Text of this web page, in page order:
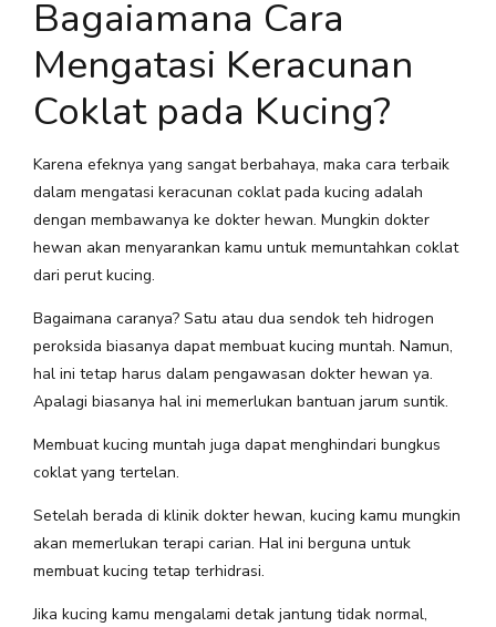
Bagaiamana Cara
Mengatasi Keracunan
Coklat pada Kucing?
Karena efeknya yang sangat berbahaya, maka cara terbaik
dalam mengatasi keracunan coklat pada kucing adalah
dengan membawanya ke dokter hewan. Mungkin dokter
hewan akan menyarankan kamu untuk memuntahkan coklat
dari perut kucing.
Bagaimana caranya? Satu atau dua sendok teh hidrogen
peroksida biasanya dapat membuat kucing muntah. Namun,
hal ini tetap harus dalam pengawasan dokter hewan ya.
Apalagi biasanya hal ini memerlukan bantuan jarum suntik.
Membuat kucing muntah juga dapat menghindari bungkus
coklat yang tertelan.
Setelah berada di klinik dokter hewan, kucing kamu mungkin
akan memerlukan terapi carian. Hal ini berguna untuk
membuat kucing tetap terhidrasi.
Jika kucing kamu mengalami detak jantung tidak normal,